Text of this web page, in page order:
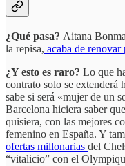
¿Qué pasa? Aitana
la repisa, acaba de renovar
¿Y esto es raro? Lo que
contrato solo se extenderá
sabe si será «mujer de un
Barcelona hiciera saber
quisiera, con las mejores
femenino en España. Y
ofertas millonarias del
“vitalicio” con el